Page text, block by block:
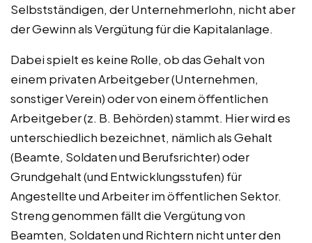
Selbstständigen, der Unternehmerlohn, nicht aber
der Gewinn als Vergütung für die Kapitalanlage.
Dabei spielt es keine Rolle, ob das Gehalt von
einem privaten Arbeitgeber (Unternehmen,
sonstiger Verein) oder von einem öffentlichen
Arbeitgeber (z. B. Behörden) stammt. Hier wird es
unterschiedlich bezeichnet, nämlich als Gehalt
(Beamte, Soldaten und Berufsrichter) oder
Grundgehalt (und Entwicklungsstufen) für
Angestellte und Arbeiter im öffentlichen Sektor.
Streng genommen fällt die Vergütung von
Beamten, Soldaten und Richtern nicht unter den